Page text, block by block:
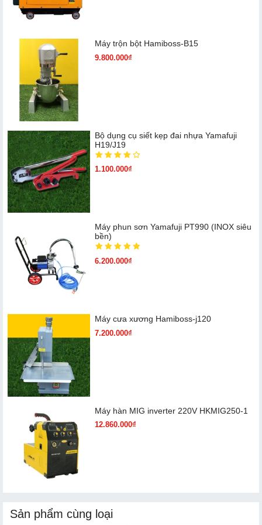
Máy trộn bột Hamiboss-B15
9.800.000₫
Bộ dụng cụ siết kẹp đai nhựa Yamafuji
H19/J19
1.100.000₫
Máy phun sơn Yamafuji PT990 (INOX siêu
bền)
6.200.000₫
Máy cưa xương Hamiboss-j120
7.200.000₫
Máy hàn MIG inverter 220V HKMIG250-1
12.860.000₫
Sản phẩm cùng loại